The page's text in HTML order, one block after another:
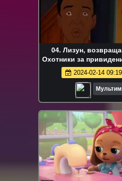
04. Лизун,
Охотники за
для детей
сериалы
2024-02-14 09:19